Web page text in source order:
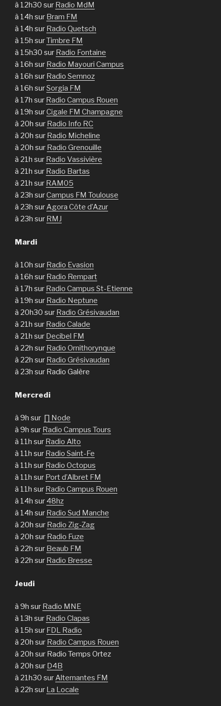
à 12h30 sur Radio MdM
à 14h sur Bram FM
à 14h sur Radio Quetsch
à 15h surTimbre FM
à 15h30 sur Radio Fontaine
à 16h sur Radio Mayouri Campus
à 16h sur Radio Semnoz
à 16h surSorgia FM
à 17h sur Radio Campus Rouen
à 19h surCigale FM Champagne
à 20h sur Radio Info RC
à 20h sur Radio Micheline
à 20h sur Radio Grenouille
à 21h sur Radio Vassivière
à 21h sur Radio Bartas
à 21h sur RAM05
à 23h surCampus FM Toulouse
à 23h surAgora Côte d’Azur
à 23h sur RMJ
Mardi
à 10h sur Radio Evasion
à 16h sur Radio Rempart
à 17h sur Radio Campus St-Etienne
à 19h sur Radio Neptune
à 20h30 sur Radio Grésivaudan
à 21h sur Radio Calade
à 21h sur Decibel FM
à 22h sur Radio Ornithorynque
à 22h sur Radio Grésivaudan
à 23h sur Radio Galère
Mercredi
à 9h sur ∏ Node
à 9h sur Radio Campus Tours
à 11h sur Radio Alto
à 11h sur Radio Saint-Fe
à 11h sur Radio Octopus
à 11h sur Port d’Albret FM
à 11h sur Radio Campus Rouen
à 14h sur 48hz
à 14h sur Radio Sud Manche
à 20h sur Radio Zig-Zag
à 20h sur Radio Fuze
à 22h sur Beaub FM
à 22h sur Radio Bresse
Jeudi
à 9h sur Radio MNE
à 13h sur Radio Clapas
à 15h sur FDL Radio
à 20h sur Radio Campus Rouen
à 20h sur Radio Temps Ortez
à 20h sur D4B
à 21h30 surAlternantes FM
à 22h sur La Locale